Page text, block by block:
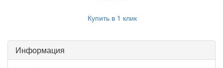
Купить в 1 клик
Информация